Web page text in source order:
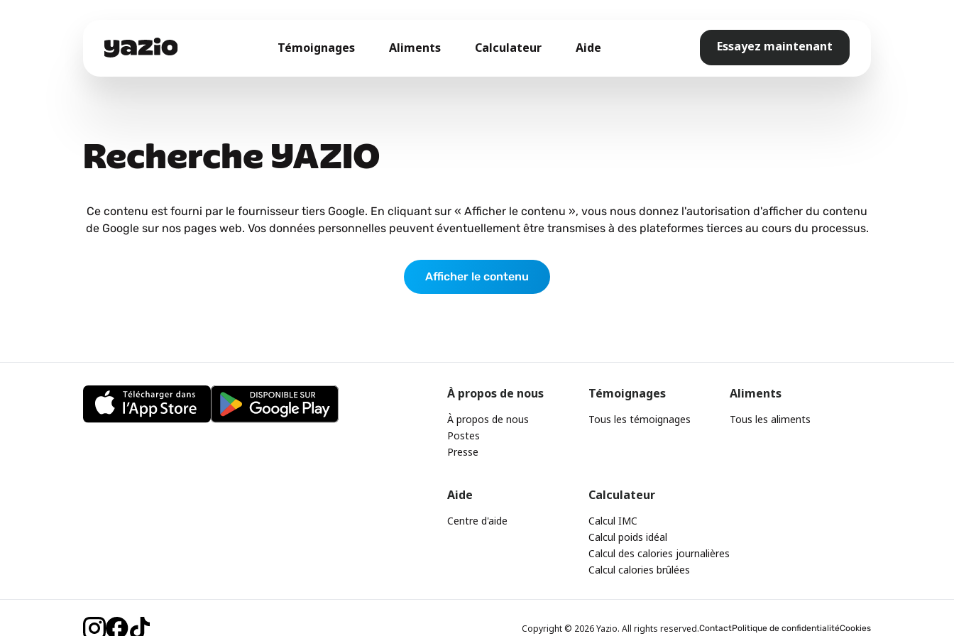
Témoignages Aliments Calculateur Aide Essayez maintenant
Recherche YAZIO
Ce contenu est fourni par le fournisseur tiers Google. En cliquant sur « Afficher le contenu », vous nous donnez l'autorisation d'afficher du contenu
de Google sur nos pages web. Vos données personnelles peuvent éventuellement être transmises à des plateformes tierces au cours du processus.
Afficher le contenu
À propos de nous
À propos de nous
Postes
Presse
Témoignages
Tous les témoignages
Aliments
Tous les aliments
Aide
Centre d'aide
Calculateur
Calcul IMC
Calcul poids idéal
Calcul des calories journalières
Calcul calories brûlées
Copyright © 2026 Yazio. All rights reserved.ContactPolitique de confidentialitéCookies